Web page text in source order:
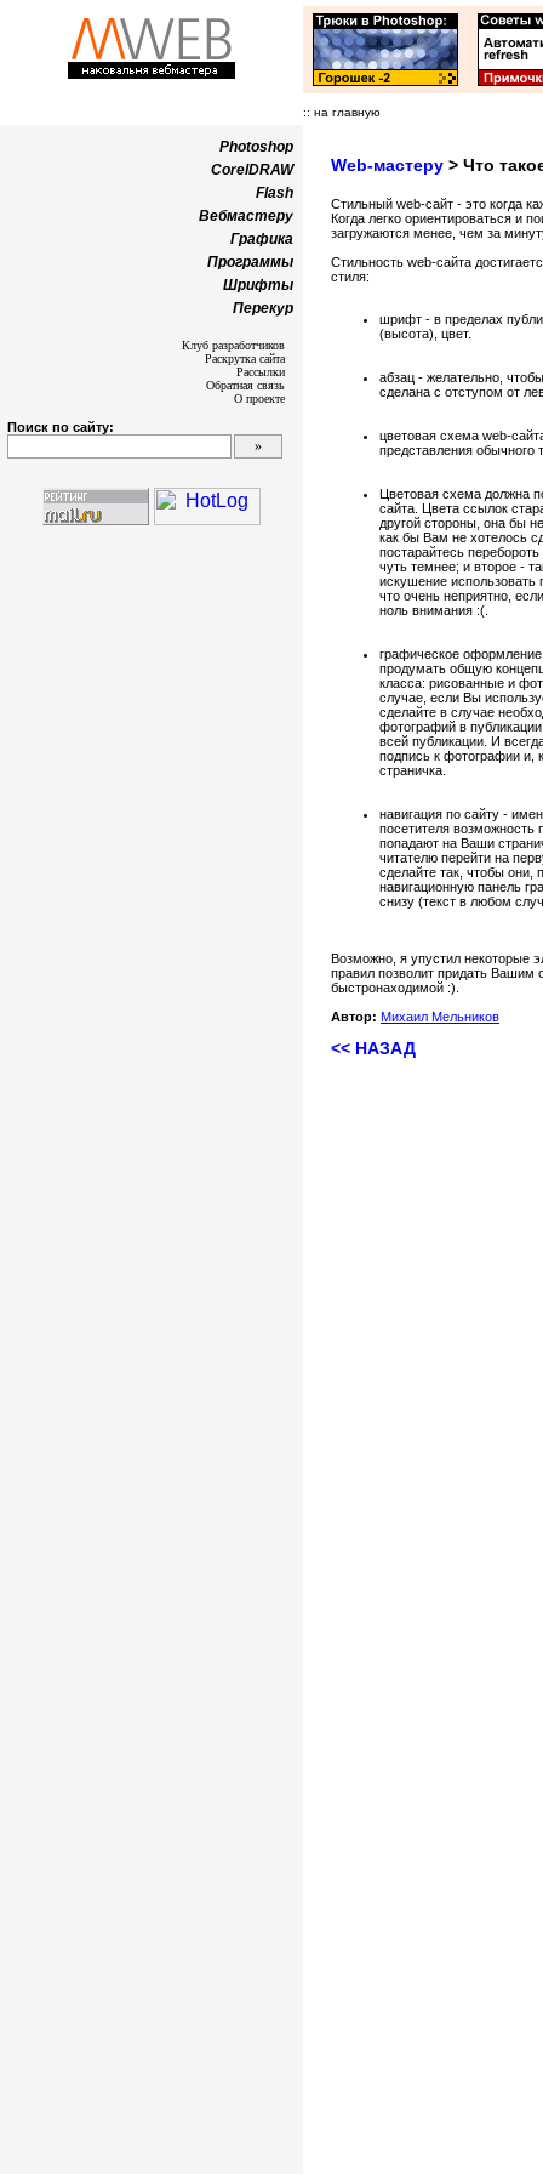
:: на главную
Photoshop
CorelDRAW
Flash
Вебмастеру
Графика
Программы
Шрифты
Перекур
Клуб разработчиков
Раскрутка сайта
Рассылки
Обратная связь
О проекте
Поиск по сайту:
Web-мастеру > Что
Стильный web-сайт - это когда
Когда легко ориентироваться и
загружаются менее, чем за
Стильность web-сайта
стиля:
шрифт - в пределах
(высота), цвет.
абзац - желательно,
сделана с отступом от
цветовая схема web-
представления обычного
Цветовая схема должна
сайта. Цвета ссылок
другой стороны, она бы
как бы Вам не хотелось
постарайтесь
чуть темнее; и второе -
искушение использовать
что очень неприятно,
ноль внимания :(.
графическое
продумать общую
класса: рисованные и
случае, если Вы
сделайте в случае
фотографий в
всей публикации. И
подпись к фотографии и,
страничка.
навигация по сайту -
посетителя возможность
попадают на Ваши
читателю перейти на
сделайте так, чтобы
навигационную панель
снизу (текст в любом
Возможно, я упустил некоторые
правил позволит придать Вашим
быстронаходимой :).
Автор: Михаил Мельников
<< НАЗАД